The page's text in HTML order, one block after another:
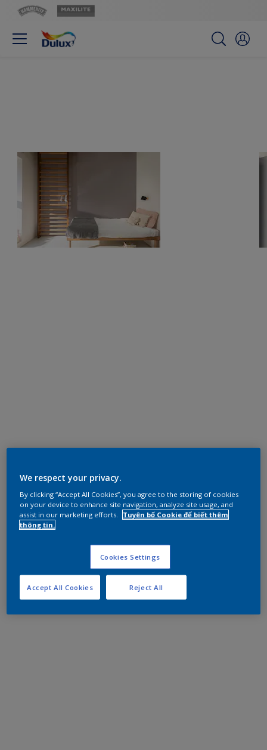
We respect your privacy.
By clicking “Accept All Cookies”, you agree to the storing of cookies
on your device to enhance site navigation, analyze site usage, and
assist in our marketing efforts.
Tuyên bố Cookie để biết thêm
thông tin.
Cookies Settings
Reject All
Accept All Cookies